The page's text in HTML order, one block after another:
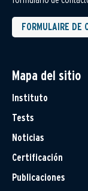
FORMULAIRE DE
Mapa del sitio
Instituto
Tests
Noticias
Certificación
Publicaciones